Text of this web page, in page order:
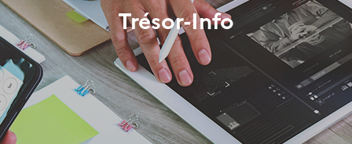
Trésor-Info